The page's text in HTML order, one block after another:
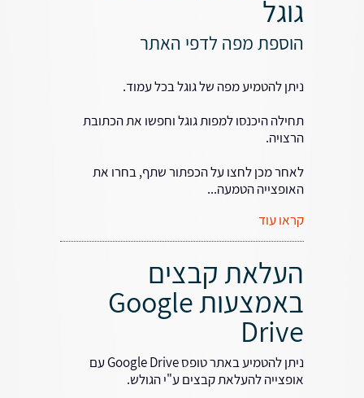
גוגל
הוספת מפה לדפי האתר
ניתן להטמיע מפה של גוגל בכל עמוד.
תחילה היכנסו למפות גוגל וחפשו את הכתובת
הרצויה.
לאחר מכן לחצו על הכפתור שתף, בחרו את
האופצייה הטמעה...
קראו עוד
העלאת קבצים
באמצעות Google
Drive
ניתן להטמיע באתר טופס Google Drive עם
אופצייה להעלאת קבצים ע"י הגולש.